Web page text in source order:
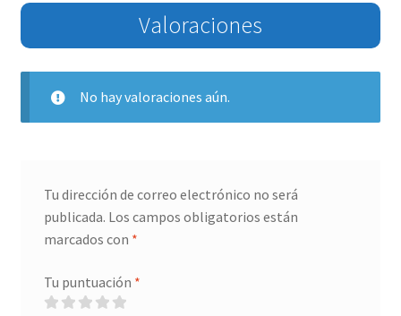
Valoraciones
No hay valoraciones aún.
Tu dirección de correo electrónico no será
publicada. Los campos obligatorios están
marcados con *
Tu puntuación *